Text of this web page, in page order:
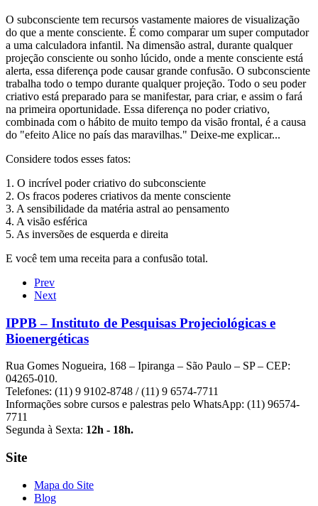
O subconsciente tem recursos vastamente maiores de visualização
do que a mente consciente. É como comparar um super computador
a uma calculadora infantil. Na dimensão astral, durante qualquer
projeção consciente ou sonho lúcido, onde a mente consciente está
alerta, essa diferença pode causar grande confusão. O subconsciente
trabalha todo o tempo durante qualquer projeção. Todo o seu poder
criativo está preparado para se manifestar, para criar, e assim o fará
na primeira oportunidade. Essa diferença no poder criativo,
combinada com o hábito de muito tempo da visão frontal, é a causa
do "efeito Alice no país das maravilhas." Deixe-me explicar...
Considere todos esses fatos:
1. O incrível poder criativo do subconsciente
2. Os fracos poderes criativos da mente consciente
3. A sensibilidade da matéria astral ao pensamento
4. A visão esférica
5. As inversões de esquerda e direita
E você tem uma receita para a confusão total.
Prev
Next
IPPB – Instituto de Pesquisas Projeciológicas e
Bioenergéticas
Rua Gomes Nogueira, 168 – Ipiranga – São Paulo – SP – CEP:
04265-010.
Telefones: (11) 9 9102-8748 / (11) 9 6574-7711
Informações sobre cursos e palestras pelo WhatsApp: (11) 96574-
7711
Segunda à Sexta: 12h - 18h.
Site
Mapa do Site
Blog